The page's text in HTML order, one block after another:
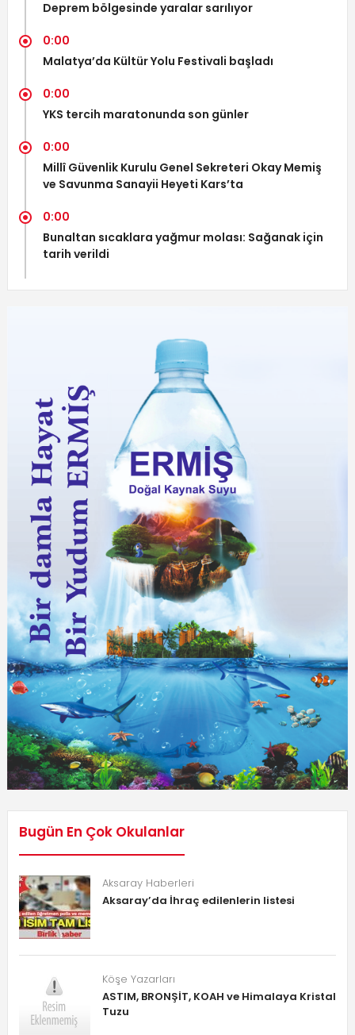
Deprem bölgesinde yaralar sarılıyor
0:00
Malatya’da Kültür Yolu Festivali başladı
0:00
YKS tercih maratonunda son günler
0:00
Millî Güvenlik Kurulu Genel Sekreteri Okay Memiş
ve Savunma Sanayii Heyeti Kars’ta
0:00
Bunaltan sıcaklara yağmur molası: Sağanak için
tarih verildi
Bugün En Çok Okulanlar
Aksaray Haberleri
Aksaray’da İhraç edilenlerin listesi
Köşe Yazarları
ASTIM, BRONŞİT, KOAH ve Himalaya Kristal
Tuzu